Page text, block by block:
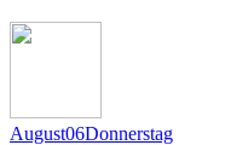
August06Donnerstag